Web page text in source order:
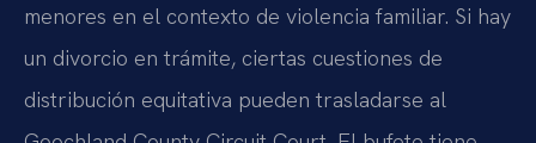
menores en el contexto de violencia familiar. Si hay
un divorcio en trámite, ciertas cuestiones de
distribución equitativa pueden trasladarse al